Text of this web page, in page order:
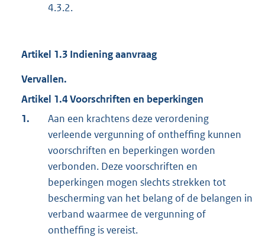
4.3.2.
Artikel 1.3 Indiening aanvraag
Vervallen.
Artikel 1.4 Voorschriften en beperkingen
1.
Aan een krachtens deze verordening
verleende vergunning of ontheffing kunnen
voorschriften en beperkingen worden
verbonden. Deze voorschriften en
beperkingen mogen slechts strekken tot
bescherming van het belang of de belangen in
verband waarmee de vergunning of
ontheffing is vereist.